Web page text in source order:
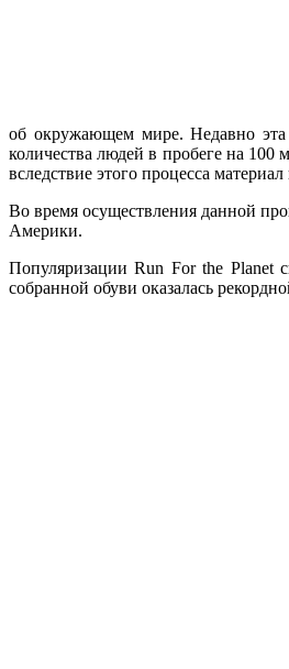
об окружающем мире. Недавно эта
количества людей в пробеге на 100
вследствие этого процесса
Во время осуществления данной
Америки.
Популяризации Run For the
собранной обуви оказалась